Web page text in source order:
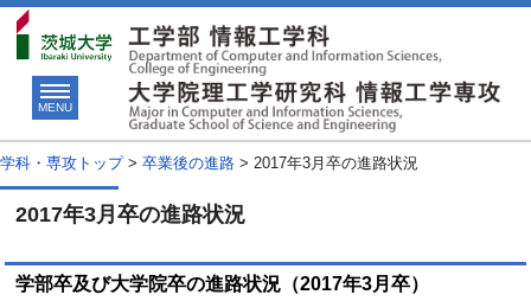
MENU
学科・専攻トップ> 卒業後の進路 > 2017年3月卒の進路状況
2017年3月卒の進路状況
学部卒及び大学院卒の進路状況（2017年3月卒）